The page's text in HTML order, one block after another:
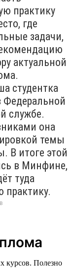
практику
где
задачи,
актуальной
студентка
Федеральной
службе.
она
темы
В итоге этой
в Минфине,
туда
курсов. Полезно